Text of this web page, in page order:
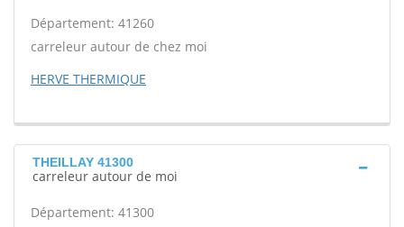
Département: 41260
carreleur autour de chez moi
HERVE THERMIQUE
THEILLAY 41300
carreleur autour de moi
Département: 41300